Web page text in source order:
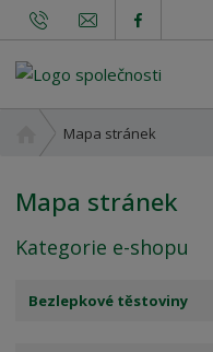
v
d
í
t
Mapa stránek
Mapa stránek
Kategorie e-shopu
Bezlepkové těstoviny